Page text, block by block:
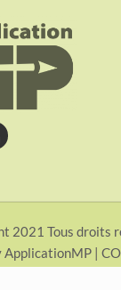
2021 Tous droits
ApplicationMP |